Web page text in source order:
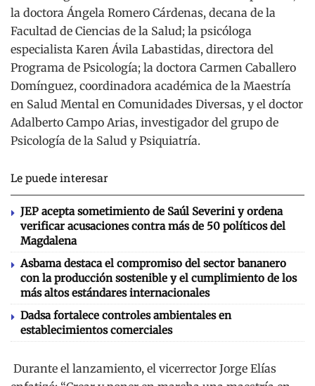
la doctora Ángela Romero Cárdenas, decana de la
Facultad de Ciencias de la Salud; la psicóloga
especialista Karen Ávila Labastidas, directora del
Programa de Psicología; la doctora Carmen Caballero
Domínguez, coordinadora académica de la Maestría
en Salud Mental en Comunidades Diversas, y el doctor
Adalberto Campo Arias, investigador del grupo de
Psicología de la Salud y Psiquiatría.
Le puede interesar
JEP acepta sometimiento de Saúl Severini y ordena
verificar acusaciones contra más de 50 políticos del
Magdalena
Asbama destaca el compromiso del sector bananero
con la producción sostenible y el cumplimiento de los
más altos estándares internacionales
Dadsa fortalece controles ambientales en
establecimientos comerciales
Durante el lanzamiento, el vicerrector Jorge Elías